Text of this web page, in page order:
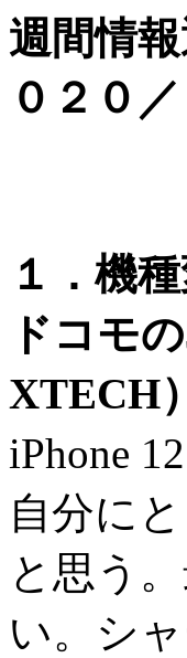
週間情
０２０
１．機
ドコモ
XTECH）
iPhone
自分に
と思う
い。シ